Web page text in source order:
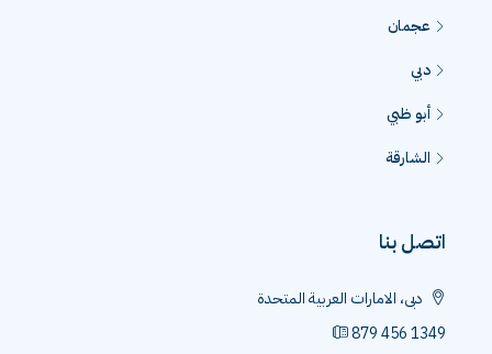
عجمان
دبي
أبو ظبي
الشارقة
اتصل بنا
دبى، الامارات العربية المتحدة
879 456 1349